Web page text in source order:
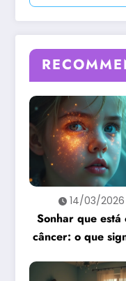
14/03/2026
Sonhar que está
câncer: o que